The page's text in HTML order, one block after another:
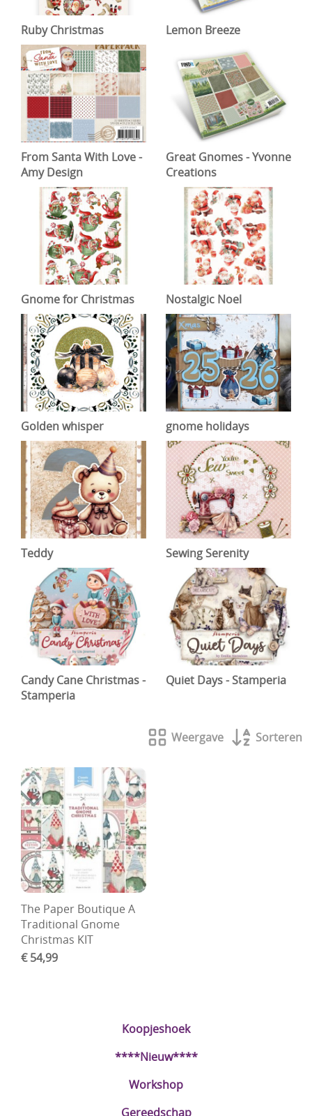
Koopjeshoek
****Nieuw****
Workshop
Gereedschap
Ruby Christmas Lemon Breeze
From Santa With Love -
Amy Design
Great Gnomes - Yvonne
Creations
Gnome for Christmas Nostalgic Noel
Golden whisper gnome holidays
Teddy Sewing Serenity
Candy Cane Christmas -
Stamperia
Quiet Days - Stamperia
Weergave Sorteren
The Paper Boutique A
Traditional Gnome
Christmas KIT
€ 54,99